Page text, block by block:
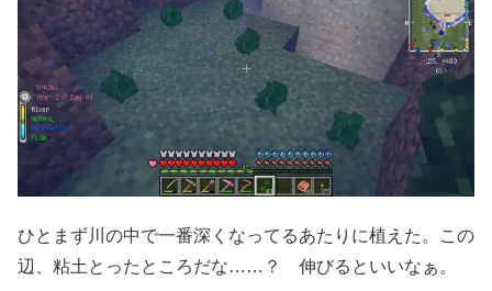
ひとまず川の中で一番深くなってるあたりに植えた。この
辺、粘土とったところだな……？ 伸びるといいなぁ。